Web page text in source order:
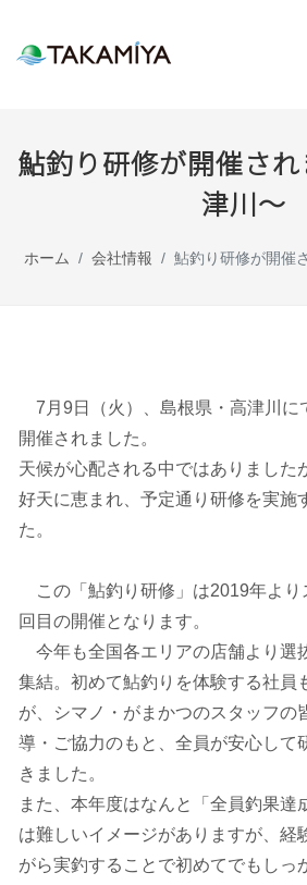
鮎釣り研修が開催さ
津川～
ホーム 会社情報 鮎釣り研修が開催
7月9日（火）、島根県・高津川に
開催されました。
天候が心配される中ではありました
好天に恵まれ、予定通り研修を実施
た。
この「鮎釣り研修」は2019年より
回目の開催となります。
今年も全国各エリアの店舗より選
集結。初めて鮎釣りを体験する社員
が、シマノ・がまかつのスタッフの
導・ご協力のもと、全員が安心して
きました。
また、本年度はなんと「全員釣果達
は難しいイメージがありますが、経
がら実釣することで初めてでもしっ